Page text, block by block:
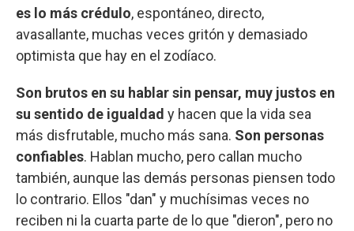
es lo más crédulo, espontáneo, directo,
avasallante, muchas veces gritón y demasiado
optimista que hay en el zodíaco.
Son brutos en su hablar sin pensar, muy justos en
su sentido de igualdad y hacen que la vida sea
más disfrutable, mucho más sana. Son personas
confiables. Hablan mucho, pero callan mucho
también, aunque las demás personas piensen todo
lo contrario. Ellos "dan" y muchísimas veces no
reciben ni la cuarta parte de lo que "dieron", pero no